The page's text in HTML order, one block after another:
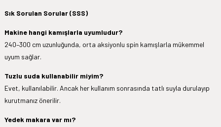
Sık Sorulan Sorular (SSS)
Makine hangi kamışlarla uyumludur?
240–300 cm uzunluğunda, orta aksiyonlu spin kamışlarla mükemmel
uyum sağlar.
Tuzlu suda kullanabilir miyim?
Evet, kullanılabilir. Ancak her kullanım sonrasında tatlı suyla durulayıp
kurutmanız önerilir.
Yedek makara var mı?